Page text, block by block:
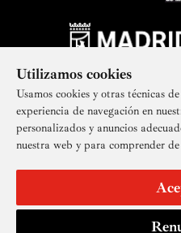
Utilizamos cookies
Usamos cookies y otras técnicas
experiencia de navegación en
personalizados y anuncios
nuestra web y para comprender
Suscríbete
Accesibilidad